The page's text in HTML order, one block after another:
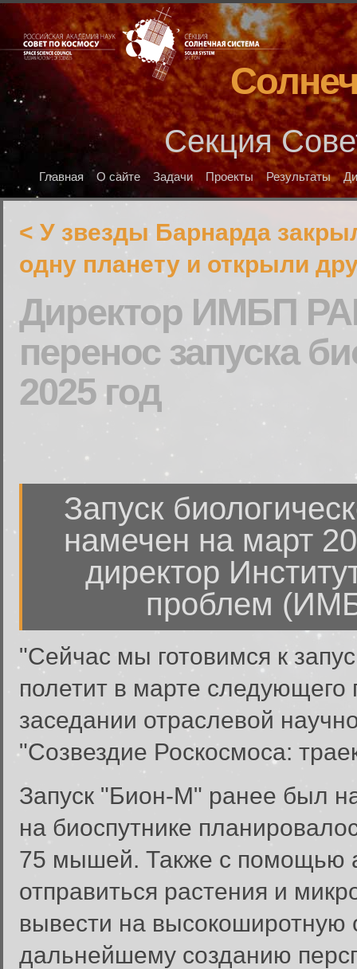
Секция
Главная О сайте Задачи Проекты Результаты
< У звезды Барнарда
одну планету и открыли
Директор ИМБП
перенос запуска
2025 год
Запуск
намечен на март
директор
проблем
"Сейчас мы готовимся к
полетит в марте
заседании отраслевой
"Созвездие Роскосмоса:
Запуск "Бион-М" ранее был
на биоспутнике
75 мышей. Также с помощью
отправиться растения и
вывести на высокоширотную
дальнейшему созданию